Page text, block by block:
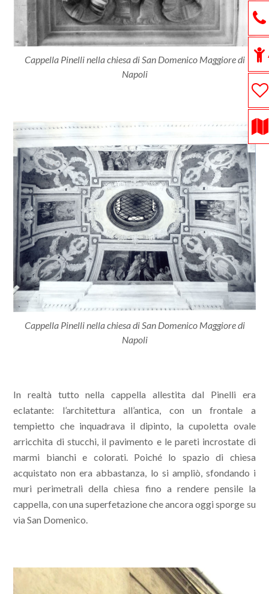
Cappella Pinelli nella chiesa di San Domenico Maggiore di
Napoli
Cappella Pinelli nella chiesa di San Domenico Maggiore di
Napoli
In realtà tutto nella cappella allestita dal Pinelli era
eclatante: l’architettura all’antica, con un frontale a
tempietto che inquadrava il dipinto, la cupoletta ovale
arricchita di stucchi, il pavimento e le pareti incrostate di
marmi bianchi e colorati. Poiché lo spazio di chiesa
acquistato non era abbastanza, lo si ampliò, sfondando i
muri perimetrali della chiesa fino a rendere pensile la
cappella, con una superfetazione che ancora oggi sporge su
via San Domenico.